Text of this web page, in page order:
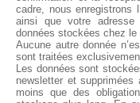
cadre, nous enregistrons
ainsi que votre
données stockées chez le
Aucune autre donnée
sont traitées
Les données sont
newsletter et
moins que des